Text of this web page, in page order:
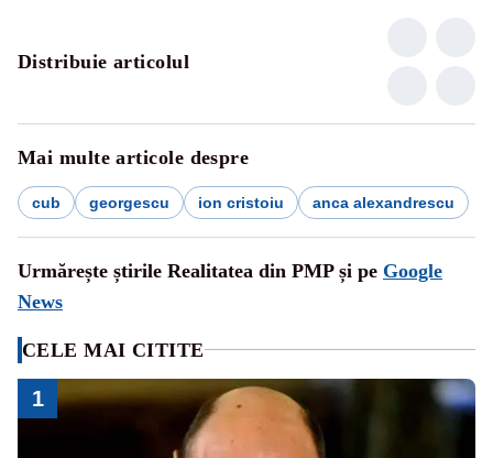
Distribuie articolul
Mai multe articole despre
cub georgescu ion cristoiu anca alexandrescu
Urmărește știrile Realitatea din PMP și pe Google
News
CELE MAI CITITE
1